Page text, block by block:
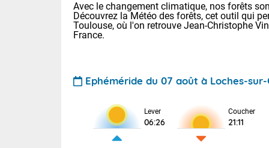
Avec le changement climatique, nos forêts
Découvrez la Météo des forêts, cet outil qui
Toulouse, où l'on retrouve Jean-Christophe
France.
Ephéméride du 07 août à Loches-
Lever
06:26
Coucher
21:11
Voici les
22/14 Paris :
Clermont-